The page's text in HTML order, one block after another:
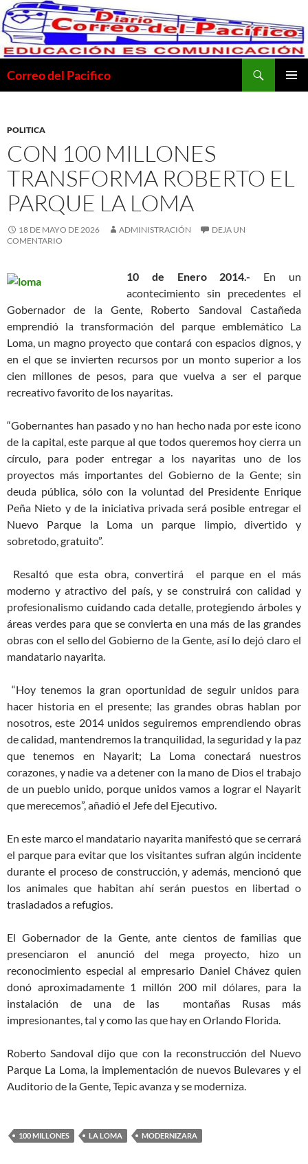
Saltar
al
contenido
Correo del Pacifico
POLITICA
CON 100 MILLONES
TRANSFORMA ROBERTO EL
PARQUE LA LOMA
18 DE MAYO DE 2026 ADMINISTRACIÓN
DEJA UN
COMENTARIO
10 de Enero 2014.- En un
acontecimiento sin precedentes el
Gobernador de la Gente, Roberto Sandoval Castañeda
emprendió la transformación del parque emblemático La
Loma, un magno proyecto que contará con espacios dignos, y
en el que se invierten recursos por un monto superior a los
cien millones de pesos, para que vuelva a ser el parque
recreativo favorito de los nayaritas.
“Gobernantes han pasado y no han hecho nada por este icono
de la capital, este parque al que todos queremos hoy cierra un
círculo, para poder entregar a los nayaritas uno de los
proyectos más importantes del Gobierno de la Gente; sin
deuda pública, sólo con la voluntad del Presidente Enrique
Peña Nieto y de la iniciativa privada será posible entregar el
Nuevo Parque la Loma un parque limpio, divertido y
sobretodo, gratuito”.
Resaltó que esta obra, convertirá el parque en el más
moderno y atractivo del país, y se construirá con calidad y
profesionalismo cuidando cada detalle, protegiendo árboles y
áreas verdes para que se convierta en una más de las grandes
obras con el sello del Gobierno de la Gente, así lo dejó claro el
mandatario nayarita.
“Hoy tenemos la gran oportunidad de seguir unidos para
hacer historia en el presente; las grandes obras hablan por
nosotros, este 2014 unidos seguiremos emprendiendo obras
de calidad, mantendremos la tranquilidad, la seguridad y la paz
que tenemos en Nayarit; La Loma conectará nuestros
corazones, y nadie va a detener con la mano de Dios el trabajo
de un pueblo unido, porque unidos vamos a lograr el Nayarit
que merecemos”, añadió el Jefe del Ejecutivo.
En este marco el mandatario nayarita manifestó que se cerrará
el parque para evitar que los visitantes sufran algún incidente
durante el proceso de construcción, y además, mencionó que
los animales que habitan ahí serán puestos en libertad o
trasladados a refugios.
El Gobernador de la Gente, ante cientos de familias que
presenciaron el anunció del mega proyecto, hizo un
reconocimiento especial al empresario Daniel Chávez quien
donó aproximadamente 1 millón 200 mil dólares, para la
instalación de una de las montañas Rusas más
impresionantes, tal y como las que hay en Orlando Florida.
Roberto Sandoval dijo que con la reconstrucción del Nuevo
Parque La Loma, la implementación de nuevos Bulevares y el
Auditorio de la Gente, Tepic avanza y se moderniza.
100 MILLONES LA LOMA MODERNIZARA